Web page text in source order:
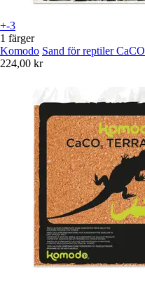
+-3
1 färger
Komodo Sand för reptiler CaCO
224,00 kr